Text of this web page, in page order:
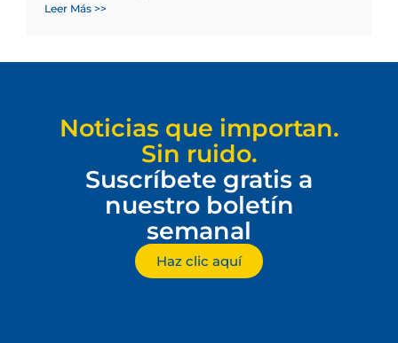
Leer Más >>
Noticias que importan.
Sin ruido.
Suscríbete gratis a
nuestro boletín
semanal
Haz clic aquí